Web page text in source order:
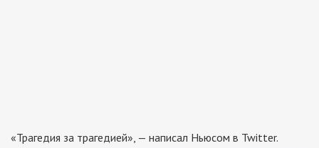
«Трагедия за трагедией», — написал Ньюсом в Twitter.